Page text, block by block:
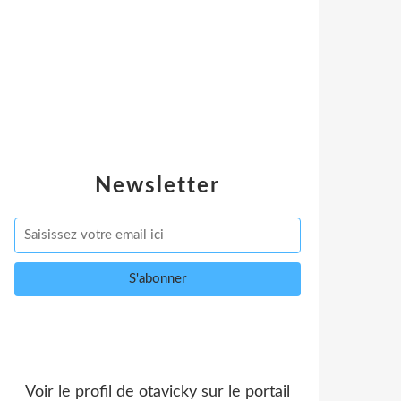
Newsletter
Voir le profil de otavicky sur le portail